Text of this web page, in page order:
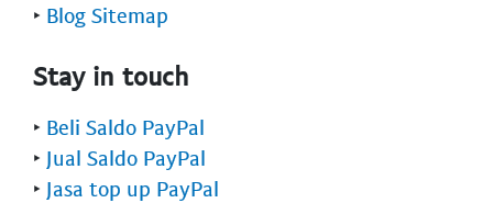
‣ Blog Sitemap
Stay in touch
‣ Beli Saldo PayPal
‣ Jual Saldo PayPal
‣ Jasa top up PayPal